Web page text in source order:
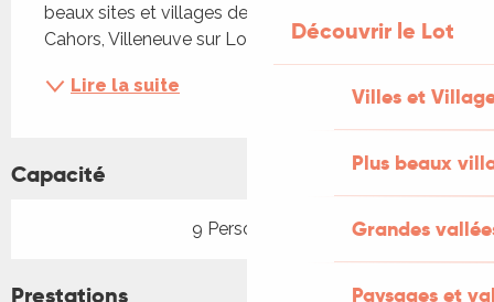
Découvrir le Lot
Villes et
Plus beaux
Grandes
Paysages et
beaux sites et villages des alentours comme
Cahors, Villeneuve sur Lot, Penne, Pujols et Puy...
Lire la suite
Capacité
9 Personne(s)
Prestations